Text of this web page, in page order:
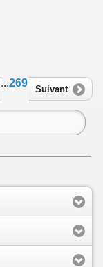
...269
Suivant